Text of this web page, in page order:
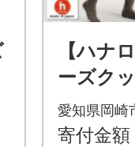
【ハナ
ーズク
イズ(モ
愛知県岡崎
寄付金額